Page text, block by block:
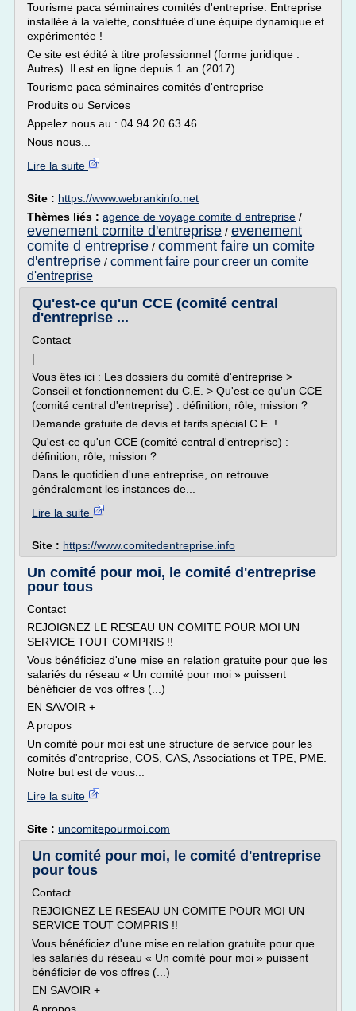
Tourisme paca séminaires comités d'entreprise. Entreprise
installée à la valette, constituée d'une équipe dynamique et
expérimentée !
Ce site est édité à titre professionnel (forme juridique :
Autres). Il est en ligne depuis 1 an (2017).
Tourisme paca séminaires comités d'entreprise
Produits ou Services
Appelez nous au : 04 94 20 63 46
Nous nous...
Lire la suite
Site : https://www.webrankinfo.net
Thèmes liés : agence de voyage comite d entreprise /
evenement comite d'entreprise / evenement
comite d entreprise / comment faire un comite
d'entreprise / comment faire pour creer un comite
d'entreprise
Qu'est-ce qu'un CCE (comité central
d'entreprise ...
Contact
|
Vous êtes ici : Les dossiers du comité d'entreprise >
Conseil et fonctionnement du C.E. > Qu'est-ce qu'un CCE
(comité central d'entreprise) : définition, rôle, mission ?
Demande gratuite de devis et tarifs spécial C.E. !
Qu'est-ce qu'un CCE (comité central d'entreprise) :
définition, rôle, mission ?
Dans le quotidien d'une entreprise, on retrouve
généralement les instances de...
Lire la suite
Site : https://www.comitedentreprise.info
Un comité pour moi, le comité d'entreprise
pour tous
Contact
REJOIGNEZ LE RESEAU UN COMITE POUR MOI UN
SERVICE TOUT COMPRIS !!
Vous bénéficiez d'une mise en relation gratuite pour que les
salariés du réseau « Un comité pour moi » puissent
bénéficier de vos offres (...)
EN SAVOIR +
A propos
Un comité pour moi est une structure de service pour les
comités d'entreprise, COS, CAS, Associations et TPE, PME.
Notre but est de vous...
Lire la suite
Site : uncomitepourmoi.com
Un comité pour moi, le comité d'entreprise
pour tous
Contact
REJOIGNEZ LE RESEAU UN COMITE POUR MOI UN
SERVICE TOUT COMPRIS !!
Vous bénéficiez d'une mise en relation gratuite pour que
les salariés du réseau « Un comité pour moi » puissent
bénéficier de vos offres (...)
EN SAVOIR +